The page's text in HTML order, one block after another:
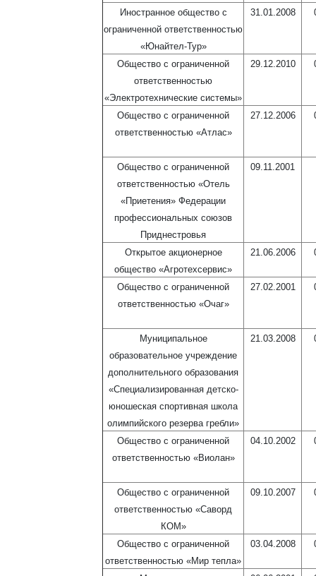
Иностранное общество с
ограниченной ответственностью
«Юнайтел-Тур»
31.01.2008
Общество с ограниченной
ответственностью
«Электротехнические системы»
29.12.2010
Общество с ограниченной
ответственностью «Атлас»
27.12.2006
Общество с ограниченной
ответственностью «Отель
«Приетения» Федерации
профессиональных союзов
Приднестровья
09.11.2001
Открытое акционерное
общество «Агротехсервис»
21.06.2006
Общество с ограниченной
ответственностью «Очаг»
27.02.2001
Муниципальное
образовательное учреждение
дополнительного образования
«Специализированная детско-
юношеская спортивная школа
олимпийского резерва гребли»
21.03.2008
Общество с ограниченной
ответственностью «Виолан»
04.10.2002
Общество с ограниченной
ответственностью «Саворд
КОМ»
09.10.2007
Общество с ограниченной
ответственностью «Мир тепла»
03.04.2008